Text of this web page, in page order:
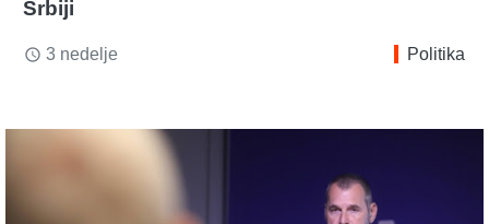
Srbiji
access_time 3 nedelje Politika